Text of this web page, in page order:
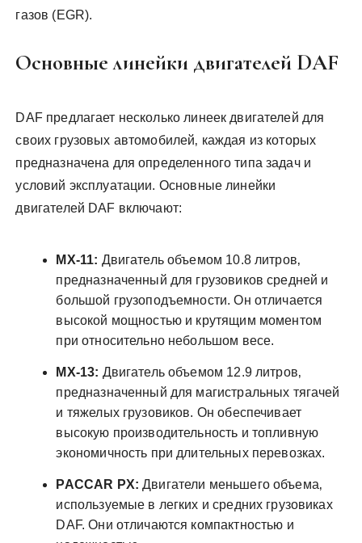
газов (EGR).
Основные линейки двигателей DAF
DAF предлагает несколько линеек двигателей для
своих грузовых автомобилей‚ каждая из которых
предназначена для определенного типа задач и
условий эксплуатации. Основные линейки
двигателей DAF включают:
MX-11: Двигатель объемом 10.8 литров‚
предназначенный для грузовиков средней и
большой грузоподъемности. Он отличается
высокой мощностью и крутящим моментом
при относительно небольшом весе.
MX-13: Двигатель объемом 12.9 литров‚
предназначенный для магистральных тягачей
и тяжелых грузовиков. Он обеспечивает
высокую производительность и топливную
экономичность при длительных перевозках.
PACCAR PX: Двигатели меньшего объема‚
используемые в легких и средних грузовиках
DAF. Они отличаются компактностью и